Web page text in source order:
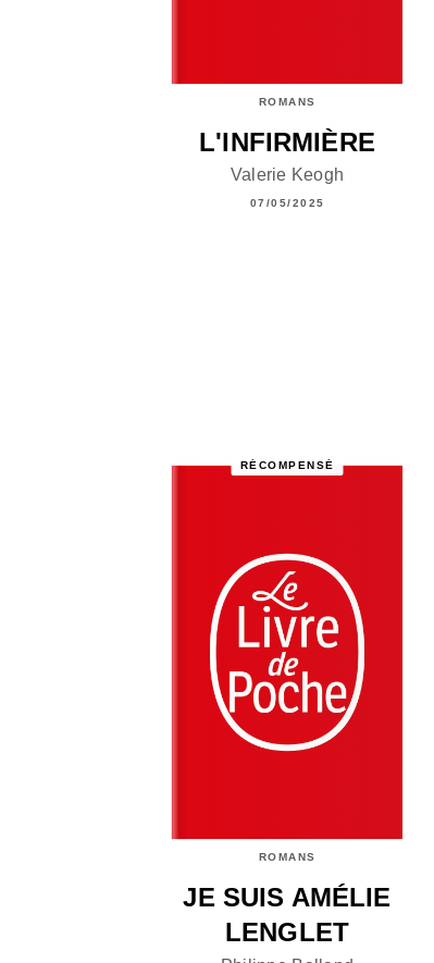
ROMANS
L'INFIRMIÈRE
Valerie Keogh
07/05/2025
RÉCOMPENSÉ
ROMANS
JE SUIS AMÉLIE
LENGLET